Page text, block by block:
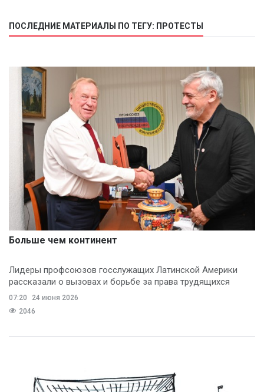
ПОСЛЕДНИЕ МАТЕРИАЛЫ ПО ТЕГУ: ПРОТЕСТЫ
Больше чем континент
Лидеры профсоюзов госслужащих Латинской Америки
рассказали о вызовах и борьбе за права трудящихся
07:20
24 июня 2026
2046